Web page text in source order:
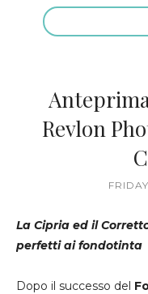
Revlon
La Cipria ed il
perfetti ai fondotinta
Dopo il successo del